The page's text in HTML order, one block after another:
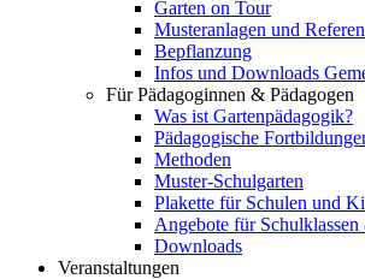
Garten on Tour
Musteranlagen und
Bepflanzung
Infos und Downloads
Für Pädagoginnen & Pädagogen
Was ist Gartenpädagogik?
Pädagogische
Methoden
Muster-Schulgarten
Plakette für Schulen und
Angebote für
Downloads
Veranstaltungen